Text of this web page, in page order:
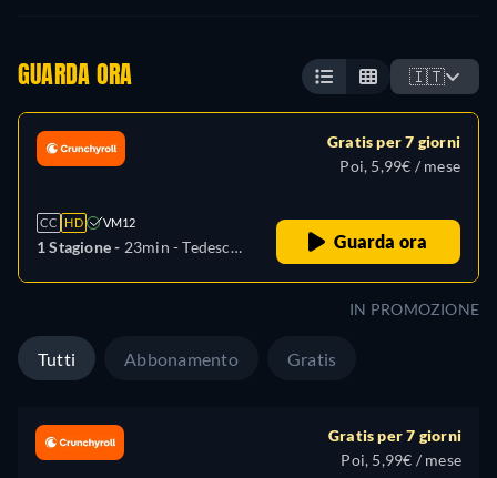
GUARDA ORA 🇮🇹
CC HD VM12
1 Stagione - 23min - Tedesco,
Gratis per 7 giorni
Poi, 5,99€ / mese
Guarda ora
IN PROMOZIONE
Tutti Abbonamento Gratis
Gratis per 7 giorni
Poi, 5,99€ / mese